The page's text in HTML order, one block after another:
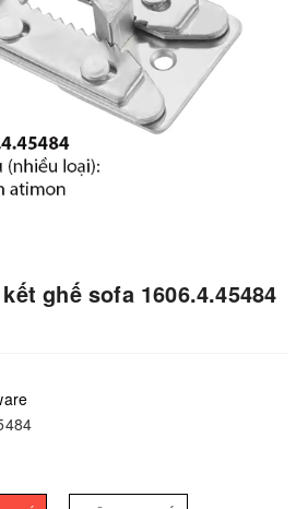
ghế sofa 1606.4.45484